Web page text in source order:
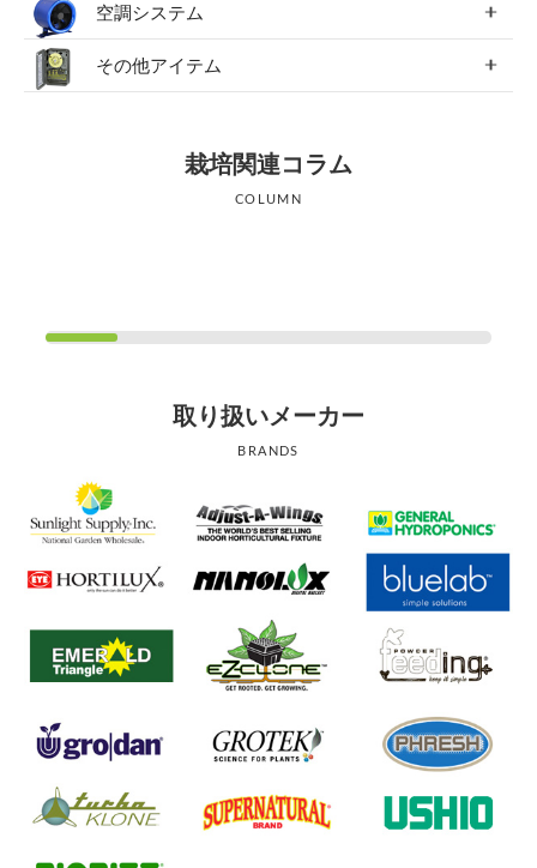
空調システム
その他アイテム
栽培関連コラム
COLUMN
取り扱いメーカー
BRANDS